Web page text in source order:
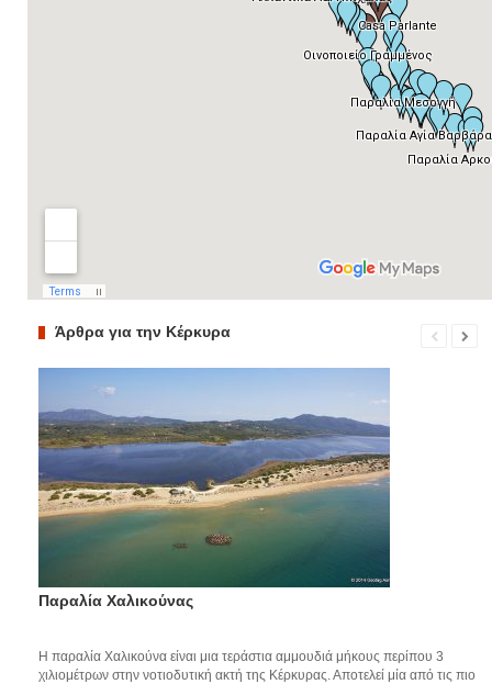
Άρθρα για την Κέρκυρα
Παραλία Χαλικούνας
Η παραλία Χαλικούνα είναι μια τεράστια αμμουδιά μήκους περίπου 3
χιλιομέτρων στην νοτιοδυτική ακτή της Κέρκυρας. Αποτελεί μία από τις πιο